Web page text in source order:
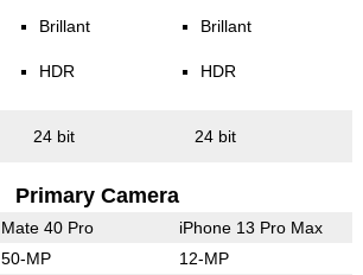
Brillant
HDR
Brillant
HDR
24 bit 24 bit
Primary Camera
Mate 40 Pro iPhone 13 Pro Max
50-MP 12-MP